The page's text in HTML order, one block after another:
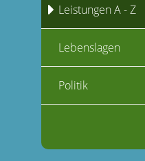
Leistungen A - Z
Lebenslagen
Politik